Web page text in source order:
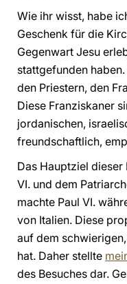
Wie ihr wisst, habe
Geschenk für die
Gegenwart Jesu
stattgefunden
den Priestern, den
Diese Franziskaner
jordanischen,
freundschaftlich,
Das Hauptziel
VI. und dem
machte Paul VI.
von Italien. Diese
auf dem
hat. Daher stellte
des Besuches dar.